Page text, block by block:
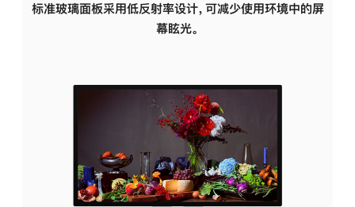
标准玻璃面板采用低反射率设计，可减少使用环境中的屏
幕眩光。